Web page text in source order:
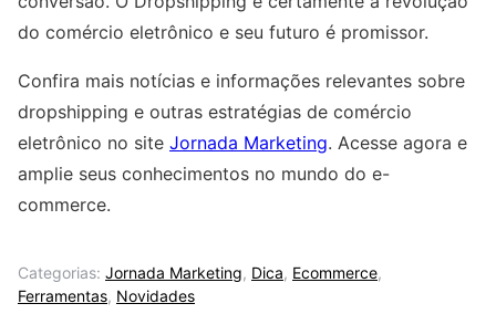
do comércio eletrônico e seu futuro é promissor.
Confira mais notícias e informações relevantes sobre
dropshipping e outras estratégias de comércio
eletrônico no site Jornada Marketing. Acesse agora e
amplie seus conhecimentos no mundo do e-
commerce.
Categorias: Jornada Marketing, Dica, Ecommerce,
Ferramentas, Novidades